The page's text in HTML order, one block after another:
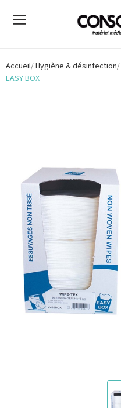
Accueil Hygiène & désinfection
EASY BOX